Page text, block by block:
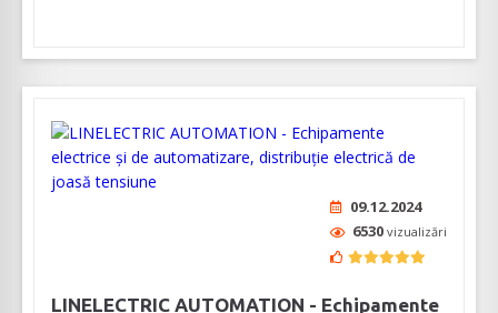
09.12.2024
6530 vizualizări
LINELECTRIC AUTOMATION - Echipamente